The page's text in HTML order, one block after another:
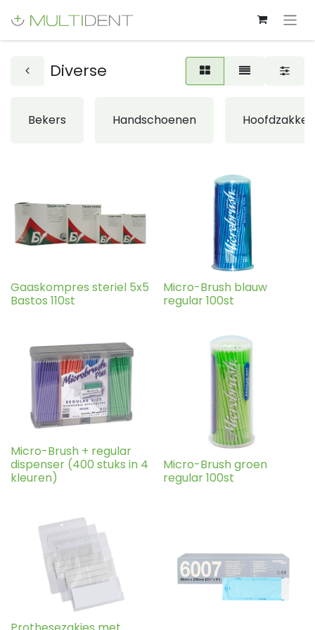
Diverse
Bekers Handschoenen Hoofdzakken
Gaaskompres steriel 5x5
Bastos 110st
Micro-Brush blauw
regular 100st
Micro-Brush + regular
dispenser (400 stuks in 4
kleuren)
Micro-Brush groen
regular 100st